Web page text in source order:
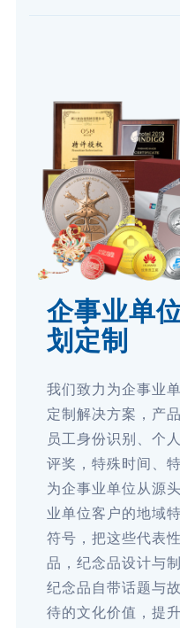
企事业单
划定制
我们致力为企事业
定制解决方案，产
员工身份识别、个
评奖，特殊时间、
为企事业单位从源
业单位客户的地域
符号，把这些代表
品，纪念品设计与
纪念品自带话题与
待的文化价值，提